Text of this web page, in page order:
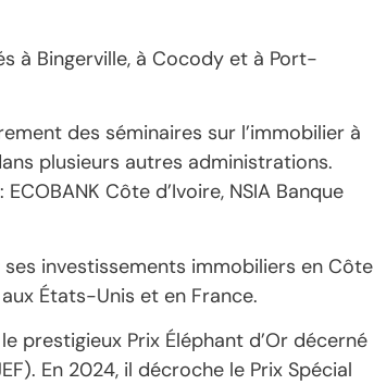
à Bingerville, à Cocody et à Port-
des séminaires sur l’immobilier à
plusieurs autres administrations.
Côte d’Ivoire, NSIA Banque
investissements immobiliers en Côte
États-Unis et en France.
prestigieux Prix Éléphant d’Or décerné
En 2024, il décroche le Prix Spécial